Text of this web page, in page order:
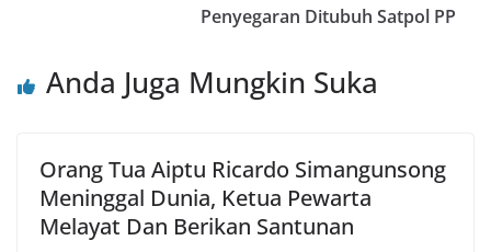
Penyegaran Ditubuh Satpol PP
Anda Juga Mungkin Suka
Orang Tua Aiptu Ricardo Simangunsong
Meninggal Dunia, Ketua Pewarta
Melayat Dan Berikan Santunan